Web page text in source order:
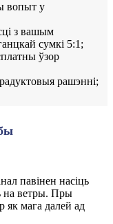
вопыт у
з вашым
сумкі 5:1;
ўзор
рашэнні;
павінен насіць
на ветры. Пры
як мага далей ад